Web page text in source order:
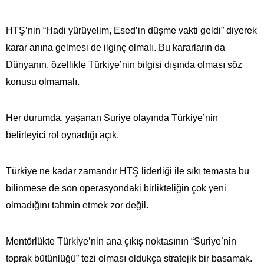
HTŞ’nin “Hadi yürüyelim, Esed’in düşme vakti geldi” diyerek
karar anına gelmesi de ilginç olmalı. Bu kararların da
Dünyanın, özellikle Türkiye’nin bilgisi dışında olması söz
konusu olmamalı.
Her durumda, yaşanan Suriye olayında Türkiye’nin
belirleyici rol oynadığı açık.
Türkiye ne kadar zamandır HTŞ liderliği ile sıkı temasta bu
bilinmese de son operasyondaki birlikteliğin çok yeni
olmadığını tahmin etmek zor değil.
Mentörlükte Türkiye’nin ana çıkış noktasının “Suriye’nin
toprak bütünlüğü” tezi olması oldukça stratejik bir basamak.